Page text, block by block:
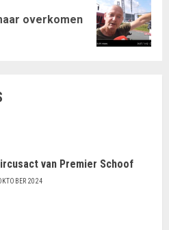
overkomen
van Premier Schoof
2024